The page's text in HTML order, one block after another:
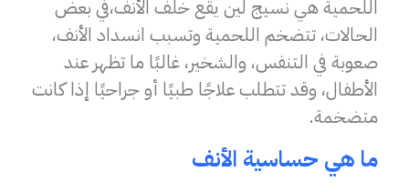
اللحمية هي نسيج لين يقع خلف الأنف،في بعض
الحالات، تتضخم اللحمية وتسبب انسداد الأنف،
صعوبة في التنفس، والشخير، غالبًا ما تظهر عند
الأطفال، وقد تتطلب علاجًا طبيًا أو جراحيًا إذا كانت
متضخمة.
ما هي حساسية الأنف